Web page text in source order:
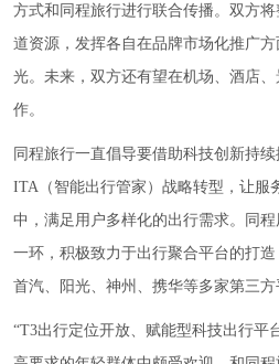
方式和同程旅行进行联合传播。双方
道资源，发挥各自在品牌市场化推广
光。未来，双方还有望在机场、酒店
作。
同程旅行一直倡导要借助科技创新持
ITA（智能出行管家）战略转型，让服
中，满足用户多样化的出行需求。同
一环，积极致力于出行聚合平台的打造
首汽、阳光、神州、携华等多家第三方
“T3出行定位开放、赋能型科技出行平